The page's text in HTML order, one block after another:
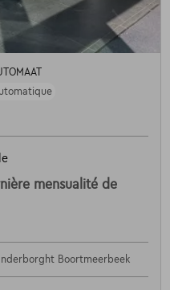
mensualité de
Boortmeerbeek